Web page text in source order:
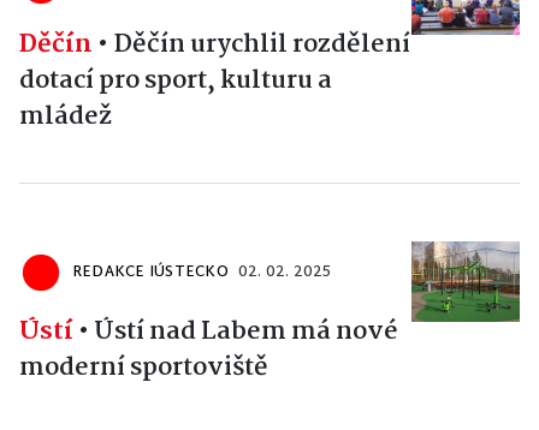
Děčín • Děčín urychlil rozdělení
dotací pro sport, kulturu a
mládež
REDAKCE IÚSTECKO 02. 02. 2025
Ústí• Ústí nad Labem má nové
moderní sportoviště